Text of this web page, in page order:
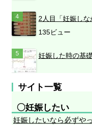
2人目「妊娠し
135ビュー
妊娠した時の基
サイト一覧
〇妊娠したい
妊娠したいなら必ずや